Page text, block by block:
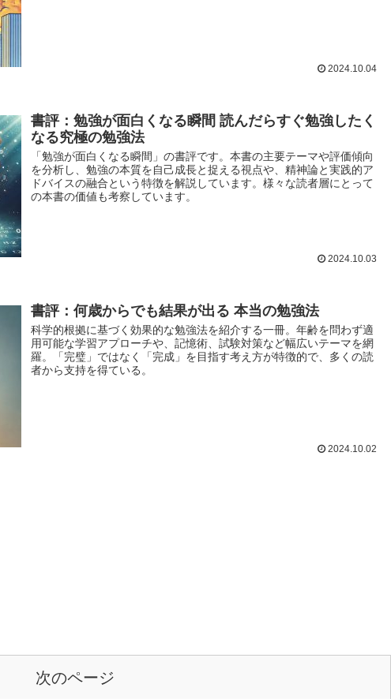
2024.10.04
書評：勉強が面白くなる瞬間 読んだらすぐ勉強したく
なる究極の勉強法
「勉強が面白くなる瞬間」の書評です。本書の主要テーマや評価傾向
を分析し、勉強の本質を自己成長と捉える視点や、精神論と実践的ア
ドバイスの融合という特徴を解説しています。様々な読者層にとって
の本書の価値も考察しています。
2024.10.03
書評：何歳からでも結果が出る 本当の勉強法
科学的根拠に基づく効果的な勉強法を紹介する一冊。年齢を問わず適
用可能な学習アプローチや、記憶術、試験対策など幅広いテーマを網
羅。「完璧」ではなく「完成」を目指す考え方が特徴的で、多くの読
者から支持を得ている。
2024.10.02
次のページ